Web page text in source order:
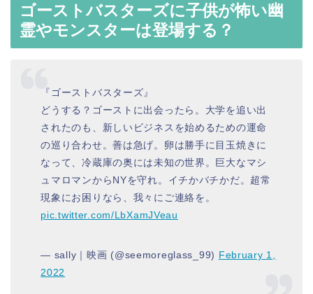
ゴーストバスターズに子供が怖い幽
霊やモンスターは登場する？
『ゴーストバスターズ』
どうする？ゴーストに出会ったら。大学を追い出
されたのも、新しいビジネスを始めるための運命
の巡り合わせ。善は急げ。卵は勝手に目玉焼きに
なって、冷蔵庫の奥には未知の世界。巨大なマシ
ュマロマンからNYを守れ。イチかバチかだ。超常
現象にお困りなら、我々にご連絡を。
pic.twitter.com/LbXamJVeau
— sally｜映画 (@seemoreglass_99) February 1,
2022